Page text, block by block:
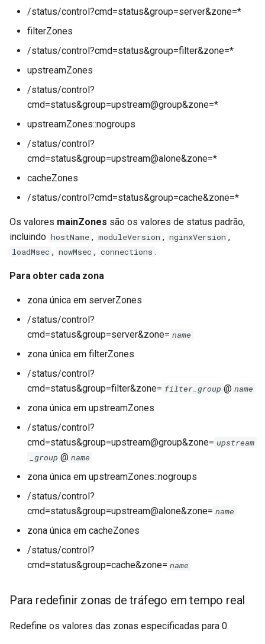
/status/control?cmd=status&group=server&zone=*
filterZones
/status/control?cmd=status&group=filter&zone=*
upstreamZones
/status/control?
cmd=status&group=upstream@group&zone=*
upstreamZones::nogroups
/status/control?
cmd=status&group=upstream@alone&zone=*
cacheZones
/status/control?cmd=status&group=cache&zone=*
Os valores mainZones são os valores de status padrão,
incluindo hostName , moduleVersion , nginxVersion ,
loadMsec , nowMsec , connections .
Para obter cada zona
zona única em serverZones
/status/control?
cmd=status&group=server&zone= name
zona única em filterZones
/status/control?
cmd=status&group=filter&zone= filter_group @ name
zona única em upstreamZones
/status/control?
cmd=status&group=upstream@group&zone= upstream
_group @ name
zona única em upstreamZones::nogroups
/status/control?
cmd=status&group=upstream@alone&zone= name
zona única em cacheZones
/status/control?
cmd=status&group=cache&zone= name
Para redefinir zonas de tráfego em tempo real
Redefine os valores das zonas especificadas para 0.